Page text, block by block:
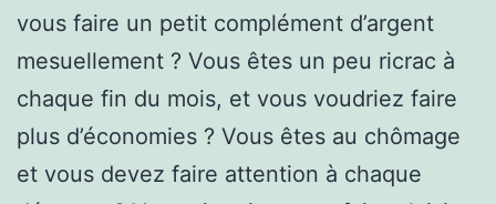
vous faire un petit complément d’argent
mesuellement ? Vous êtes un peu ricrac à
chaque fin du mois, et vous voudriez faire
plus d’économies ? Vous êtes au chômage
et vous devez faire attention à chaque